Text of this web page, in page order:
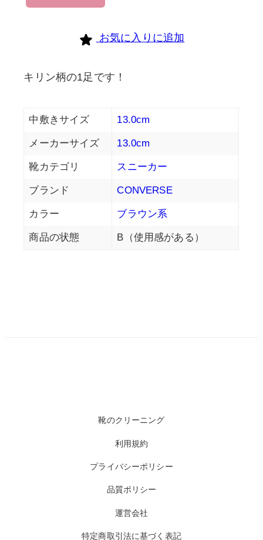
個
お気に入りに追加
キリン柄の1足です！
中敷きサイズ 13.0cm
メーカーサイズ 13.0cm
靴カテゴリ スニーカー
ブランド CONVERSE
カラー ブラウン系
商品の状態 B（使用感がある）
靴のクリーニング
利用規約
プライバシーポリシー
品質ポリシー
運営会社
特定商取引法に基づく表記